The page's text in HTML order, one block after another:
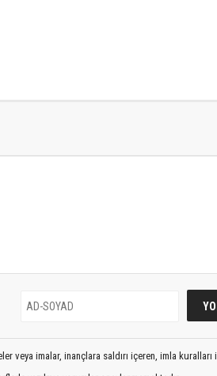
veya imalar, inançlara saldırı içeren, imla kuralları